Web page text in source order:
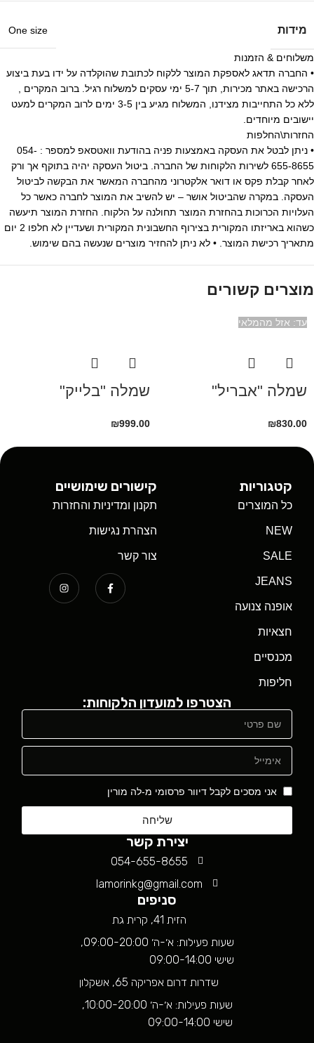
מידות One size
משלוחים & הזמנות
• החברה תדאג לאספקת המוצר ללקוח לכתובת שהוקלדה על ידו בעת ביצוע
הרכישה באתר מכירות, תוך 5-7 ימי עסקים למשלוח רגיל. ברוב המקרים ,
ללא כל התחייבות מצידנו, המשלוח מגיע בין 3-5 ימים לרוב המקרים למעט
יישובים מיוחדים.
החזרות\החלפות
• ניתן לבטל את העסקה באמצעות פניה בהודעת וואטסאפ למספר : 054-
655-8655 לשירות הלקוחות של החברה. ביטול העסקה יהיה בתוקף אך ורק
לאחר קבלת פקס או דואר אלקטרוני מהחברה המאשר את הבקשה לביטול
העסקה. במקרה שהביטול אושר – יש להשיב את המוצר לחברה כאשר כל
העלויות הכרוכות בהחזרת המוצר תחולנה על הלקוח. החזרת המוצר תיעשה
כשהוא באריזתו המקורית בצירוף החשבונית המקורית ושעדיין לא חלפו 2 יום
מתאריך רכישת המוצר. • לא ניתן להחזיר מוצרים שנעשה בהם שימוש.
מוצרים קשורים
אזל מהמלאי
שמלה "אבריל"
₪830.00
שמלה "בלייק"
₪999.00
קטגוריות
כל המוצרים
NEW
SALE
JEANS
אופנה צנועה
חצאיות
מכנסיים
חליפות
קישורים שימושיים
תקנון ומדיניות והחזרות
הצהרת נגישות
צור קשר
הצטרפו למועדון הלקוחות:
אני מסכים לקבל דיוור פרסומי מ-לה מורין
שליחה
יצירת קשר
054-655-8655
lamorinkg@gmail.com
סניפים
הזית 41, קרית גת
שעות פעילות: א׳-ה׳ 09:00-20:00,
שישי 09:00-14:00
שדרות דרום אפריקה 65, אשקלון
שעות פעילות: א׳-ה׳ 10:00-20:00,
שישי 09:00-14:00